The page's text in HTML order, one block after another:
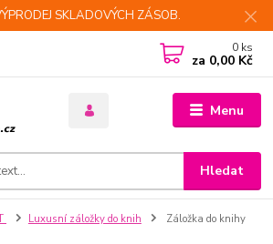
SKLADOVÝCH ZÁSOB.
Menu
Hledat
0 ks
za 0,00 Kč
Luxusní záložky do knih
Záložka do knihy